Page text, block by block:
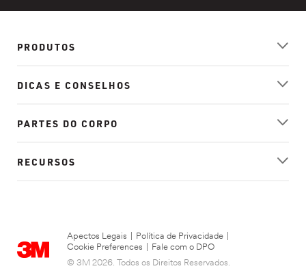
PRODUTOS
DICAS E CONSELHOS
PARTES DO CORPO
RECURSOS
Apectos Legais Política de Privacidade
Cookie Preferences
Fale com o DPO
© 3M 2026. Todos os Direitos Reservados.